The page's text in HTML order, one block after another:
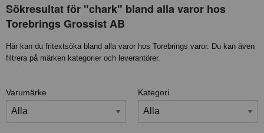
Sökresultat för "chark" bland alla varor hos
Torebrings Grossist AB
Här kan du fritextsöka bland alla varor hos Torebrings varor. Du kan även
filtrera på märken kategorier och leverantörer.
Varumärke Kategori